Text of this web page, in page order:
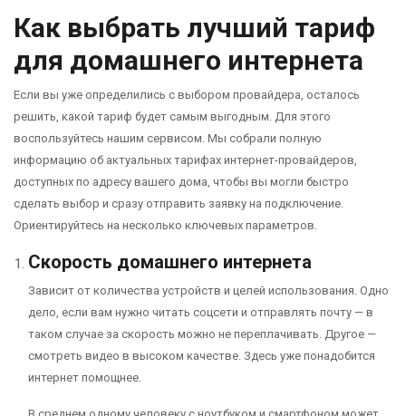
Как выбрать лучший тариф
для домашнего интернета
Если вы уже определились с выбором провайдера, осталось
решить, какой тариф будет самым выгодным. Для этого
воспользуйтесь нашим сервисом. Мы собрали полную
информацию об актуальных тарифах интернет-провайдеров,
доступных по адресу вашего дома, чтобы вы могли быстро
сделать выбор и сразу отправить заявку на подключение.
Ориентируйтесь на несколько ключевых параметров.
Скорость домашнего интернета
Зависит от количества устройств и целей использования. Одно
дело, если вам нужно читать соцсети и отправлять почту — в
таком случае за скорость можно не переплачивать. Другое —
смотреть видео в высоком качестве. Здесь уже понадобится
интернет помощнее.